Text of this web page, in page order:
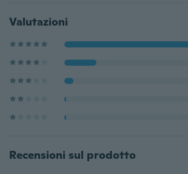
Valutazioni
Recensioni sul prodotto